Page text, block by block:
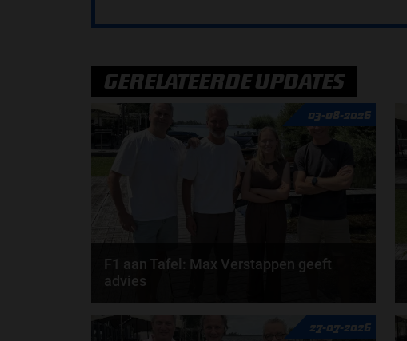
GERELATEERDE UPDATES
03-08-2026
F1 aan Tafel: Max Verstappen geeft
advies
Max Verstappen adviseert Red Bull. Gaat George
Russell weg bij Mercedes? En moet de budgetcap...
27-07-2026